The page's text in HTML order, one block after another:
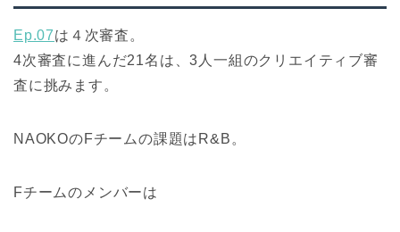
Ep.07は４次審査。
4次審査に進んだ21名は、3人一組のクリエイティブ審
査に挑みます。
NAOKOのFチームの課題はR&B。
Fチームのメンバーは